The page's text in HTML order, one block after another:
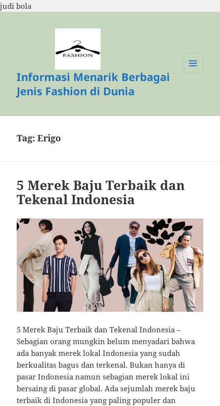
judi bola
Informasi Menarik Berbagai
Jenis Fashion di Dunia
Tag:Erigo
5 Merek Baju Terbaik dan
Tekenal Indonesia
5 Merek Baju Terbaik dan Tekenal Indonesia –
Sebagian orang mungkin belum menyadari bahwa
ada banyak merek lokal Indonesia yang sudah
berkualitas bagus dan terkenal. Bukan hanya di
pasar Indonesia namun sebagian merek lokal ini
bersaing di pasar global. Ada sejumlah merek baju
terbaik di Indonesia yang paling populer dan